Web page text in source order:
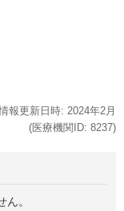
報更新日時: 2024年2月
(医療機関ID: 8237)
。